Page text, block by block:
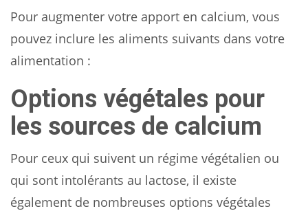
Pour augmenter votre apport en calcium, vous
pouvez inclure les aliments suivants dans votre
alimentation :
Options végétales pour
les sources de calcium
Pour ceux qui suivent un régime végétalien ou
qui sont intolérants au lactose, il existe
également de nombreuses options végétales